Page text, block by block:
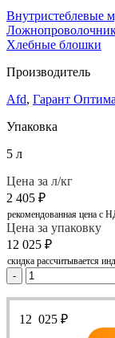
Внутристеблевые
Хлебные блошки
Производитель
Afd, Гарант Оптима
Упаковка
5 л
Цена за л/кг
2 405 ₽
рекомендованная цена с
Цена за упаковку
12 025 ₽
скидка рассчитывается
-
12 025 ₽